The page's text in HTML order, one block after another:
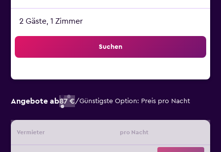
2 Gäste, 1 Zimmer
Suchen
Angebote ab87 €/Günstigste Option: Preis pro Nacht
Vermieter pro Nacht